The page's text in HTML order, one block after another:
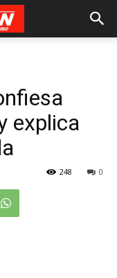
explica
0
248